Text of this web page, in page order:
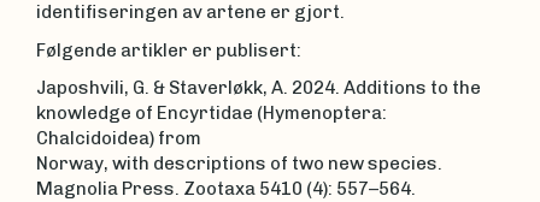
identifiseringen av artene er gjort.
Følgende artikler er publisert:
Japoshvili, G. & Staverløkk, A. 2024. Additions to the
knowledge of Encyrtidae (Hymenoptera:
Chalcidoidea) from
Norway, with descriptions of two new species.
Magnolia Press. Zootaxa 5410 (4): 557–564.